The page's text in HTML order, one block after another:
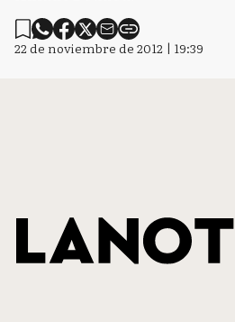
22 de noviembre de 2012 | 19:39